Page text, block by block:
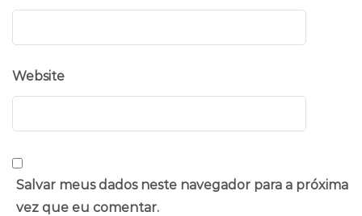
Website
Salvar meus dados neste navegador para a próxima
vez que eu comentar.